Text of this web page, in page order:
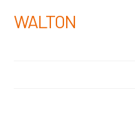
WALTON